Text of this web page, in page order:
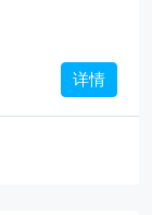
详情